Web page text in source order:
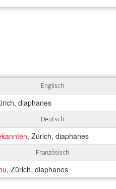
Englisch
diaphanes
Deutsch
, Zürich, diaphanes
Französisch
, Zürich, diaphanes